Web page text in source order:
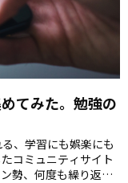
てみた。勉強の
、学習にも娯楽にも
コミュニティサイト
勢、何度も繰り返し